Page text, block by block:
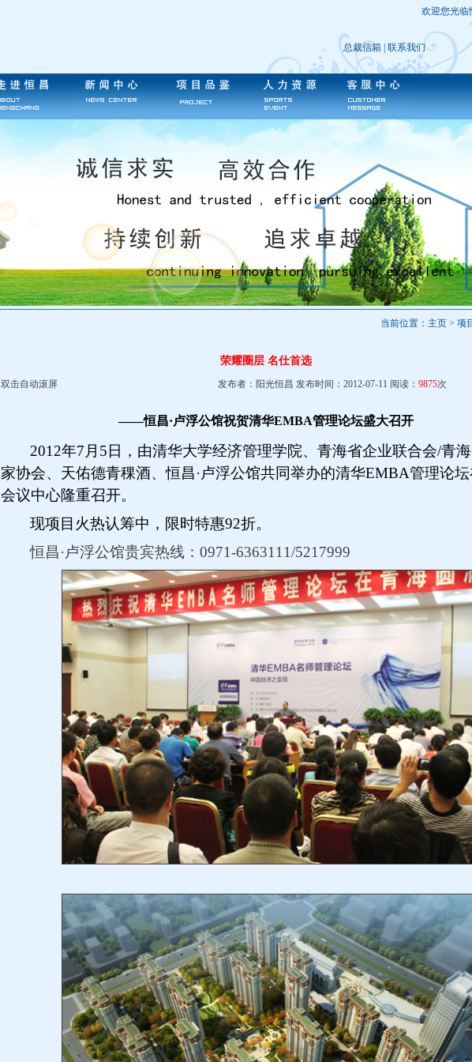
欢迎您光临恒
总裁信箱 联系我们
当前位置：主页 > 项
荣耀圈层 名仕首选
双击自动滚屏 发布者：阳光恒昌 发布时间：2012-07-11 阅读： 9875次
——恒昌·卢浮公馆祝贺清华EMBA管理论坛盛大召开
2012年7 月 5 日，由清华大学经济管理学院、青海省企业联合会/青
家协会、天佑德青稞酒、恒昌·卢浮公馆共同举办的清华EMBA管理论
会议中心隆重召开。
现项目火热认筹中，限时特惠92折。
恒昌·卢浮公馆贵宾热线：0971-6363111/5217999